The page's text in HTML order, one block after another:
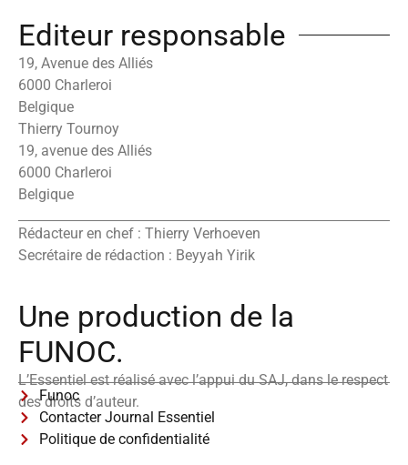
Editeur responsable
19, Avenue des Alliés
6000 Charleroi
Belgique
Thierry Tournoy
19, avenue des Alliés
6000 Charleroi
Belgique
Rédacteur en chef : Thierry Verhoeven
Secrétaire de rédaction : Beyyah Yirik
Une production de la
FUNOC.
L’Essentiel est réalisé avec l’appui du SAJ, dans le respect
des droits d’auteur.
Funoc
Contacter Journal Essentiel
Politique de confidentialité